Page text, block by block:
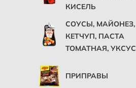
КИСЕЛЬ
СОУСЫ, МАЙОНЕЗ,
КЕТЧУП, ПАСТА
ТОМАТНАЯ, УКСУС
ПРИПРАВЫ